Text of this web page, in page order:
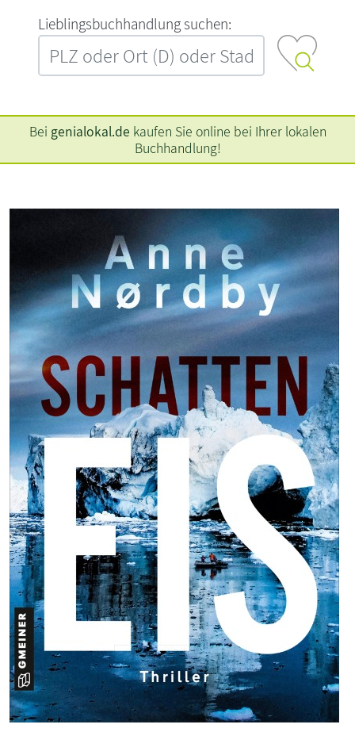
L‍i‍e‍b‍l‍i‍n‍g‍s‍b‍u‍c‍h‍h‍a‍n‍d‍l‍u‍n‍g‍ ‍s‍u‍c‍h‍e‍n‍:‍
Bei genialokal.de kaufen Sie online bei Ihrer lokalen
Buchhandlung!